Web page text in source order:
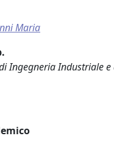
Maria
Ingegneria Industriale